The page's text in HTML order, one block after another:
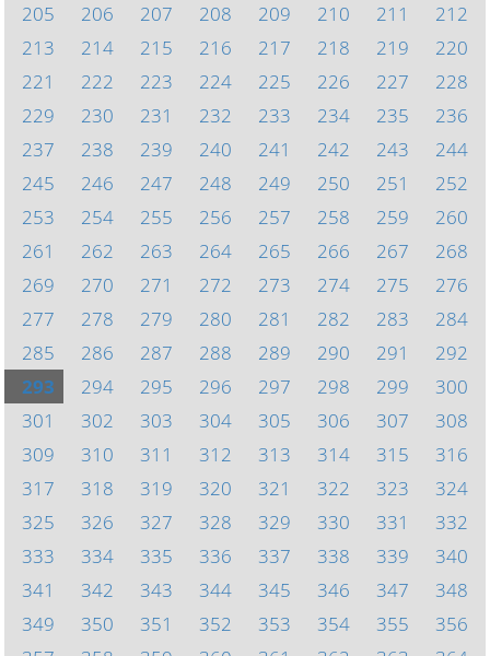
205
206 207 208 209 210 211
212
213
214 215 216 217 218 219
220
221
222 223 224 225 226 227
228
229
230 231 232 233 234 235
236
237
238 239 240 241 242 243
244
245
246 247 248 249 250 251
252
253
254 255 256 257 258 259
260
261
262 263 264 265 266 267
268
269
270 271 272 273 274 275
276
277
278 279 280 281 282 283
284
285
286 287 288 289 290 291
292
293
294 295 296 297 298 299
300
301
302 303 304 305 306 307
308
309
310 311 312 313 314 315
316
317
318 319 320 321 322 323
324
325
326 327 328 329 330 331
332
333
334 335 336 337 338 339
340
341
342 343 344 345 346 347
348
349
350 351 352 353 354 355
356